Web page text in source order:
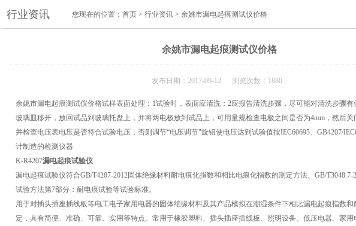
行业资讯 您现在的位置： 首页 > 行业资讯 > 余姚市漏电起痕测试仪价格
余姚市漏电起痕测试仪价格
发布日期：2017-09-12 浏览次数：1880
余姚市漏电起痕测试仪价格试样表面处理：1试验时，表面应清洗；2应报告清洗步骤，尽可能对清洗步骤
玻璃皿移开，放回试品到玻璃托盘上，并将两电极放到试品上，可用量规检查电极之间是否为4mm，然后关
并检查电压表电压是否符合试验电压，否则调节“电压调节"旋钮使电压达到试验值按IEC60695、GB4207/
计制造的检测仪器
K-R4207漏电起痕试验仪
漏电起痕试验仪符合GB/T4207-2012固体绝缘材料耐电痕化指数和相比电痕化指数的测定方法、GB/T3048.7-
试验方法第7部分：耐电痕试验等试验标准。
用于对插头插座插线板等电工电子家用电器的固体绝缘材料及其产品模拟在潮湿条件下相比漏电起痕指数和
定，具有简便、准确、可靠、实用等特点。常用于橡胶塑料、插头插座插线板、照明设备、低压电器、家